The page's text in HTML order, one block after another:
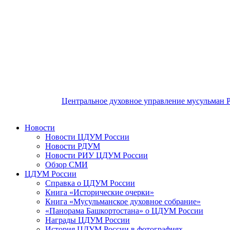
Центральное духовное управление мусульман
Новости
Новости ЦДУМ России
Новости РДУМ
Новости РИУ ЦДУМ России
Обзор СМИ
ЦДУМ России
Справка о ЦДУМ России
Книга «Исторические очерки»
Книга «Мусульманское духовное собрание»
«Панорама Башкортостана» о ЦДУМ России
Награды ЦДУМ России